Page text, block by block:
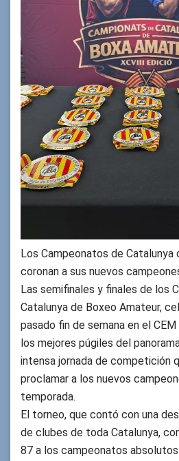
Los Campeonatos de
coronan a sus nuevos
Las semifinales y finales de los
Catalunya de Boxeo Amateur,
pasado fin de semana en el
los mejores púgiles del
intensa jornada de competición
proclamar a los nuevos
temporada.
El torneo, que contó con una
de clubes de toda Catalunya,
87 a los campeonatos